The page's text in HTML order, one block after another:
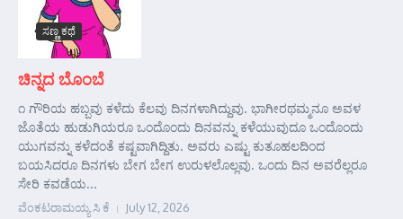
ಸಣ್ಣ ಕಥೆ
ಚಿನ್ನದ ಬೊಂಬೆ
೧ ಗೌರಿಯ ಹಬ್ಬವು ಕಳೆದು ಕೆಲವು ದಿನಗಳಾಗಿದ್ದುವು. ಭಾಗೀರಥಮ್ಮನೂ ಅವಳ
ಜೊತೆಯ ಹುಡುಗಿಯರೂ ಒಂದೊಂದು ದಿನವನ್ನು ಕಳೆಯುವುದೂ ಒಂದೊಂದು
ಯುಗವನ್ನು ಕಳೆದಂತೆ ಕಷ್ಟವಾಗಿದ್ದಿತು. ಅವರು ಎಷ್ಟು ಕುತೂಹಲದಿಂದ
ಬಯಸಿದರೂ ದಿನಗಳು ಬೇಗ ಬೇಗ ಉರುಳಲೊಲ್ಲವು. ಒಂದು ದಿನ ಅವರೆಲ್ಲರೂ
ಸೇರಿ ಕವಡೆಯ...
ವೆಂಕಟರಾಮಯ್ಯ ಸಿ ಕೆ July 12, 2026